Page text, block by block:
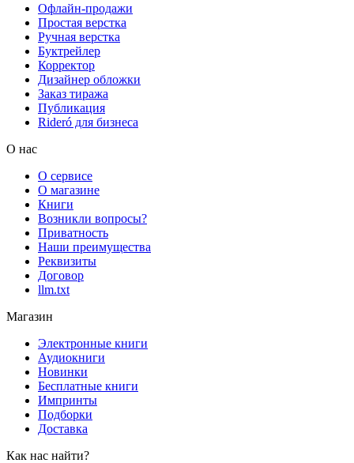
Офлайн-продажи
Простая верстка
Ручная верстка
Буктрейлер
Корректор
Дизайнер обложки
Заказ тиража
Публикация
Rideró для бизнеса
О нас
О сервисе
О магазине
Книги
Возникли вопросы?
Приватность
Наши преимущества
Реквизиты
Договор
llm.txt
Магазин
Электронные книги
Аудиокниги
Новинки
Бесплатные книги
Импринты
Подборки
Доставка
Как нас найти?